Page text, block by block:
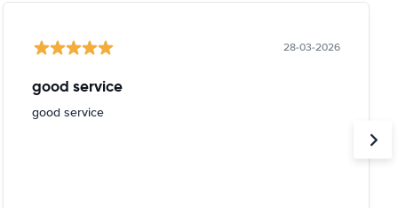
28-03-2026
good service
good service